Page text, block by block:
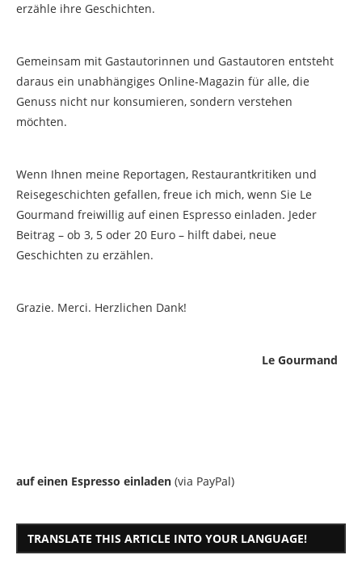
erzähle ihre Geschichten.
Gemeinsam mit Gastautorinnen und Gastautoren entsteht
daraus ein unabhängiges Online-Magazin für alle, die
Genuss nicht nur konsumieren, sondern verstehen
möchten.
Wenn Ihnen meine Reportagen, Restaurantkritiken und
Reisegeschichten gefallen, freue ich mich, wenn Sie Le
Gourmand freiwillig auf einen Espresso einladen. Jeder
Beitrag – ob 3, 5 oder 20 Euro – hilft dabei, neue
Geschichten zu erzählen.
Grazie. Merci. Herzlichen Dank!
Le Gourmand
auf einen Espresso einladen (via PayPal)
TRANSLATE THIS ARTICLE INTO YOUR LANGUAGE!